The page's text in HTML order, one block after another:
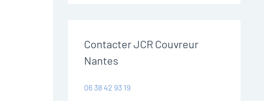
Contacter JCR Couvreur
Nantes
06 38 42 93 19